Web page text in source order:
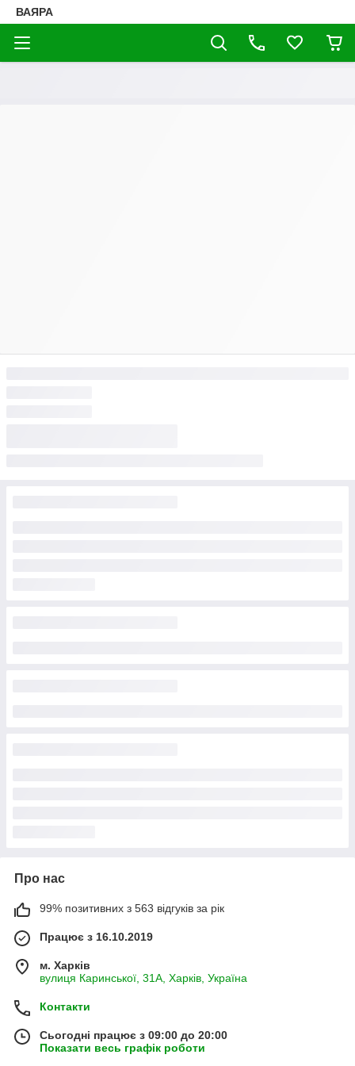
ВАЯРА
Про нас
99% позитивних з 563 відгуків за рік
Працює з 16.10.2019
м. Харків
вулиця Каринської, 31А, Харків, Україна
Контакти
Сьогодні працює з 09:00 до 20:00
Показати весь графік роботи